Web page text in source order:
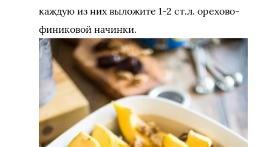
каждую из них выложите 1-2 ст.л. орехово-
финиковой начинки.